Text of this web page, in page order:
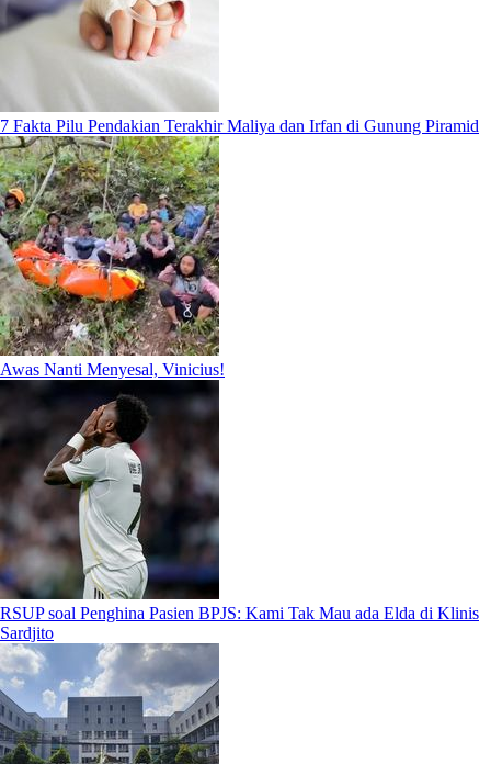
7 Fakta Pilu Pendakian Terakhir Maliya dan Irfan di Gunung Piramid
Awas Nanti Menyesal, Vinicius!
RSUP soal Penghina Pasien BPJS: Kami Tak Mau ada Elda di Klinis
Sardjito